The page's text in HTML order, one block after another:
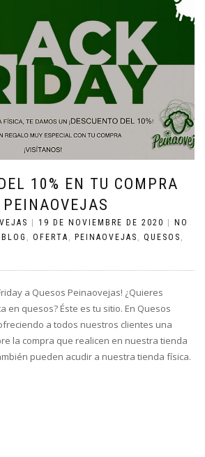
10% EN TU COMPRA
PEINAOVEJAS
| 19 DE NOVIEMBRE DE 2020 | NO
BLOG OFERTA PEINAOVEJAS QUESOS
a Quesos Peinaovejas! ¿Quieres
en quesos? Éste es tu sitio. En Quesos
a todos nuestros clientes una
la compra que realicen en nuestra tienda
pueden acudir a nuestra tienda física.